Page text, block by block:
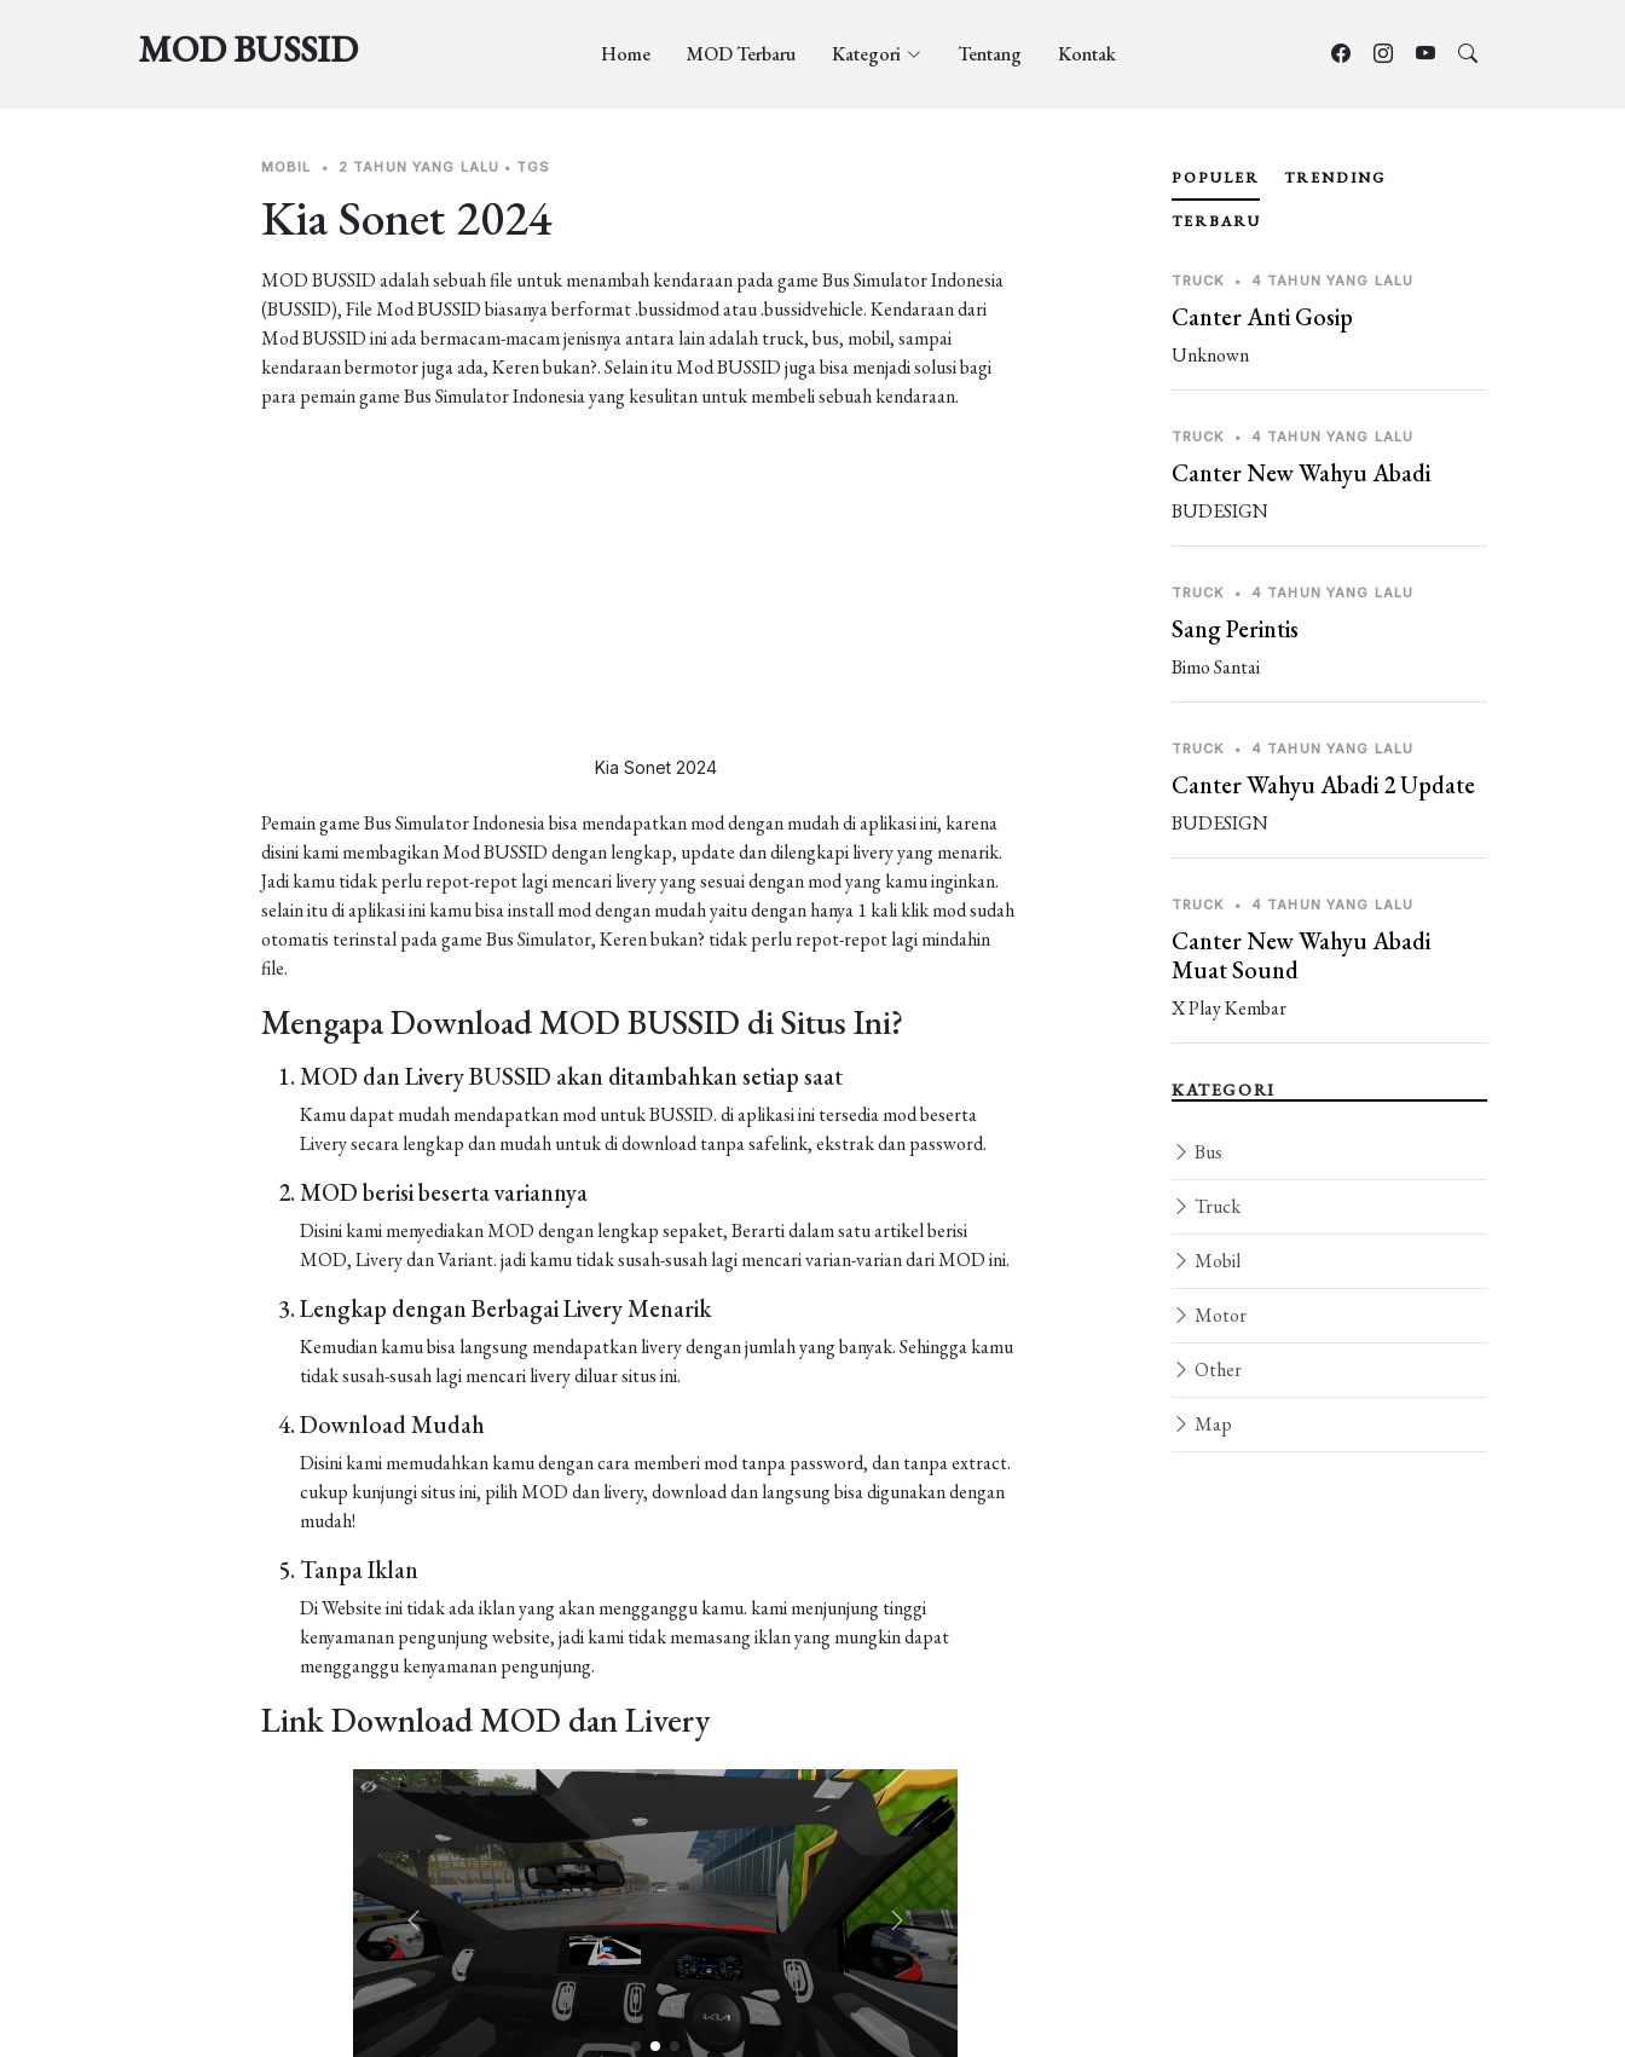
MOD BUSSID Home MOD Terbaru Kategori Tentang Kontak
MOBIL • 2 TAHUN YANG LALU • TGS
Kia Sonet 2024
MOD BUSSID adalah sebuah file untuk menambah kendaraan pada game Bus Simulator Indonesia
(BUSSID), File Mod BUSSID biasanya berformat .bussidmod atau .bussidvehicle. Kendaraan dari
Mod BUSSID ini ada bermacam-macam jenisnya antara lain adalah truck, bus, mobil, sampai
kendaraan bermotor juga ada, Keren bukan?. Selain itu Mod BUSSID juga bisa menjadi solusi bagi
para pemain game Bus Simulator Indonesia yang kesulitan untuk membeli sebuah kendaraan.
Kia Sonet 2024
Pemain game Bus Simulator Indonesia bisa mendapatkan mod dengan mudah di aplikasi ini, karena
disini kami membagikan Mod BUSSID dengan lengkap, update dan dilengkapi livery yang menarik.
Jadi kamu tidak perlu repot-repot lagi mencari livery yang sesuai dengan mod yang kamu inginkan.
selain itu di aplikasi ini kamu bisa install mod dengan mudah yaitu dengan hanya 1 kali klik mod sudah
otomatis terinstal pada game Bus Simulator, Keren bukan? tidak perlu repot-repot lagi mindahin
file.
Mengapa Download MOD BUSSID di Situs Ini?
MOD dan Livery BUSSID akan ditambahkan setiap saat
Kamu dapat mudah mendapatkan mod untuk BUSSID. di aplikasi ini tersedia mod beserta
Livery secara lengkap dan mudah untuk di download tanpa safelink, ekstrak dan password.
MOD berisi beserta variannya
Disini kami menyediakan MOD dengan lengkap sepaket, Berarti dalam satu artikel berisi
MOD, Livery dan Variant. jadi kamu tidak susah-susah lagi mencari varian-varian dari MOD ini.
Lengkap dengan Berbagai Livery Menarik
Kemudian kamu bisa langsung mendapatkan livery dengan jumlah yang banyak. Sehingga kamu
tidak susah-susah lagi mencari livery diluar situs ini.
Download Mudah
Disini kami memudahkan kamu dengan cara memberi mod tanpa password, dan tanpa extract.
cukup kunjungi situs ini, pilih MOD dan livery, download dan langsung bisa digunakan dengan
mudah!
Tanpa Iklan
Di Website ini tidak ada iklan yang akan mengganggu kamu. kami menjunjung tinggi
kenyamanan pengunjung website, jadi kami tidak memasang iklan yang mungkin dapat
mengganggu kenyamanan pengunjung.
Link Download MOD dan Livery
POPULER TRENDING
TERBARU
TRUCK • 4 TAHUN YANG LALU
Canter Anti Gosip
Unknown
TRUCK • 4 TAHUN YANG LALU
Canter New Wahyu Abadi
BUDESIGN
TRUCK • 4 TAHUN YANG LALU
Sang Perintis
Bimo Santai
TRUCK • 4 TAHUN YANG LALU
Canter Wahyu Abadi 2 Update
BUDESIGN
TRUCK • 4 TAHUN YANG LALU
Canter New Wahyu Abadi
Muat Sound
X Play Kembar
KATEGORI
Bus
Truck
Mobil
Motor
Other
Map